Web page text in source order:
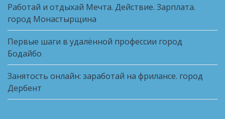
Работай и отдыхай Мечта. Действие. Зарплата.
город Монастырщина
Первые шаги в удалённой профессии город
Бодайбо
Занятость онлайн: заработай на фрилансе. город
Дербент